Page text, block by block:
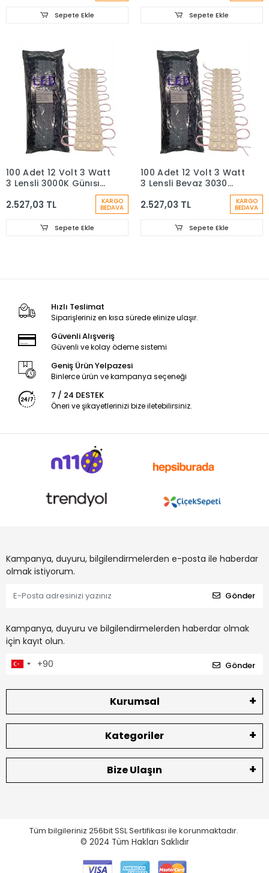
Sepete Ekle Sepete Ekle
100 Adet 12 Volt 3 Watt
3 Lensli 3000K Günışığı
3030 SMD Led Modül
IP65 1 Paket
2.527,03 TL KARGO
BEDAVA
Sepete Ekle
100 Adet 12 Volt 3 Watt
3 Lensli Beyaz 3030
SMD Led Modül IP65 1
Paket
2.527,03 TL KARGO
BEDAVA
Sepete Ekle
Hızlı Teslimat
Siparişleriniz en kısa sürede elinize ulaşır.
Güvenli Alışveriş
Güvenli ve kolay ödeme sistemi
Geniş Ürün Yelpazesi
Binlerce ürün ve kampanya seçeneği
7 / 24 DESTEK
Öneri ve şikayetlerinizi bize iletebilirsiniz.
Kampanya, duyuru, bilgilendirmelerden e-posta ile haberdar
olmak istiyorum.
Gönder
Kampanya, duyuru ve bilgilendirmelerden haberdar olmak
için kayıt olun.
Gönder
Kurumsal
Kategoriler
Bize Ulaşın
Tüm bilgileriniz 256bit SSL Sertifikası ile korunmaktadır.
© 2024 Tüm Hakları Saklıdır